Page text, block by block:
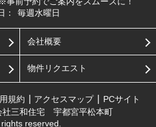
：
毎週水曜日
会社概要
物件リクエスト
規約 アクセスマップ
PCサイト
社三和住宅 宇都宮平松本町
rights reserved.